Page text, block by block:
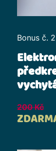
Bonus č. 2
200 Kč